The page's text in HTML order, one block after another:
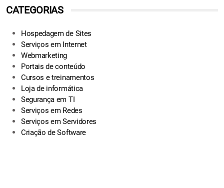
CATEGORIAS
Hospedagem de Sites
Serviços em Internet
Webmarketing
Portais de conteúdo
Cursos e treinamentos
Loja de informática
Segurança em TI
Serviços em Redes
Serviços em Servidores
Criação de Software